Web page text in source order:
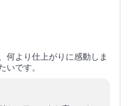
何より仕上がりに感動しま
いです。